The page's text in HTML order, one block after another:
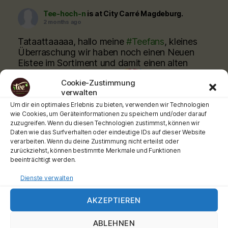
Cookie-Zustimmung
verwalten
Um dir ein optimales Erlebnis zu bieten, verwenden wir Technologien
wie Cookies, um Geräteinformationen zu speichern und/oder darauf
zuzugreifen. Wenn du diesen Technologien zustimmst, können wir
Daten wie das Surfverhalten oder eindeutige IDs auf dieser Website
verarbeiten. Wenn du deine Zustimmung nicht erteilst oder
zurückziehst, können bestimmte Merkmale und Funktionen
beeinträchtigt werden.
Dienste verwalten
AKZEPTIEREN
ABLEHNEN
Tee-hoch-n is at City Carré Magdeburg.
2 months ago
Tataattaaaaa, hallo meine#Teefans, kleines
Überraschung wir haben noch einen Neuen
Eistee im Sortiment und damit einen alten
hat den Weg zu unsgefunden, deckungsgleich
wie der Hellwach!
@citycarre.magdeburg oder bestellt online
www.teeladen.shop
Schönen Tag wünscht Euch Euer Teemann
Werbung
#teehochn #teeladen
Video